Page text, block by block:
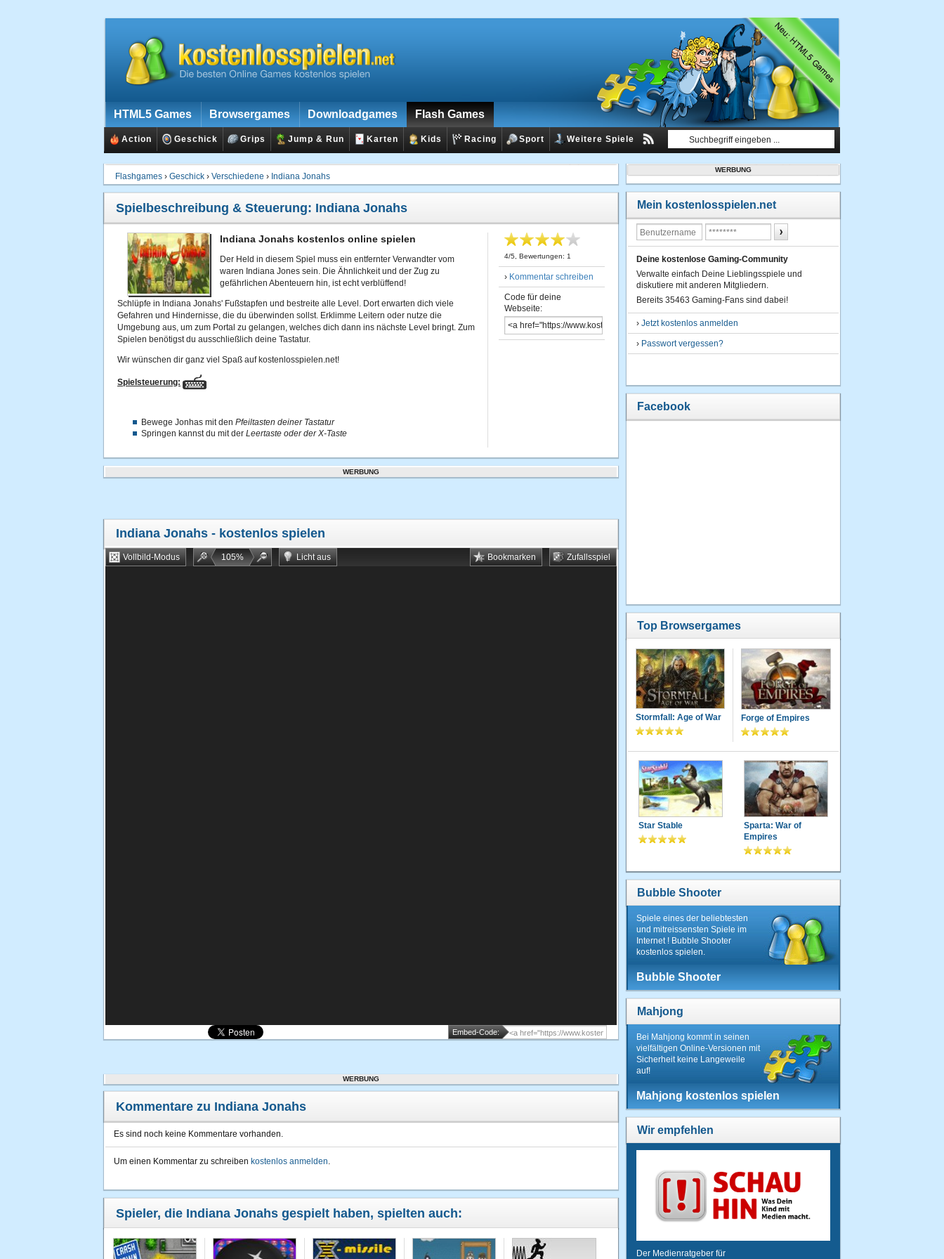
HTML5 Games Browsergames Downloadgames Flash Games
Action Geschick Grips Jump & Run Karten Kids Racing Sport Weitere Spiele
Flashgames › Geschick › Verschiedene › Indiana Jonahs
Spielbeschreibung & Steuerung: Indiana Jonahs
Indiana Jonahs kostenlos online spielen
Der Held in diesem Spiel muss ein entfernter Verwandter vom
waren Indiana Jones sein. Die Ähnlichkeit und der Zug zu
gefährlichen Abenteuern hin, ist echt verblüffend!
Schlüpfe in Indiana Jonahs' Fußstapfen und bestreite alle Level. Dort erwarten dich viele
Gefahren und Hindernisse, die du überwinden sollst. Erklimme Leitern oder nutze die
Umgebung aus, um zum Portal zu gelangen, welches dich dann ins nächste Level bringt. Zum
Spielen benötigst du ausschließlich deine Tastatur.
Wir wünschen dir ganz viel Spaß auf kostenlosspielen.net!
Spielsteuerung:
Bewege Jonhas mit den Pfeiltasten deiner Tastatur
Springen kannst du mit der Leertaste oder der X-Taste
4/5 , Bewertungen: 1
› Kommentar schreiben
Code für deine
Webseite:
WERBUNG
Indiana Jonahs - kostenlos spielen
Vollbild-Modus 105% Licht aus Zufallsspiel
Bookmarken
Embed-Code:
WERBUNG
Kommentare zu Indiana Jonahs
Es sind noch keine Kommentare vorhanden.
Um einen Kommentar zu schreiben kostenlos anmelden.
Spieler, die Indiana Jonahs gespielt haben, spielten auch:
WERBUNG
Mein kostenlosspielen.net
Deine kostenlose Gaming-Community
Verwalte einfach Deine Lieblingsspiele und
diskutiere mit anderen Mitgliedern.
Bereits 35463 Gaming-Fans sind dabei!
› Jetzt kostenlos anmelden
› Passwort vergessen?
Facebook
Top Browsergames
Stormfall: Age of War Forge of Empires
Star Stable
Sparta: War of
Empires
Bubble Shooter
Spiele eines der beliebtesten
und mitreissensten Spiele im
Internet ! Bubble Shooter
kostenlos spielen.
Bubble Shooter
Mahjong
Bei Mahjong kommt in seinen
vielfältigen Online-Versionen mit
Sicherheit keine Langeweile
auf!
Mahjong kostenlos spielen
Wir empfehlen
Der Medienratgeber für